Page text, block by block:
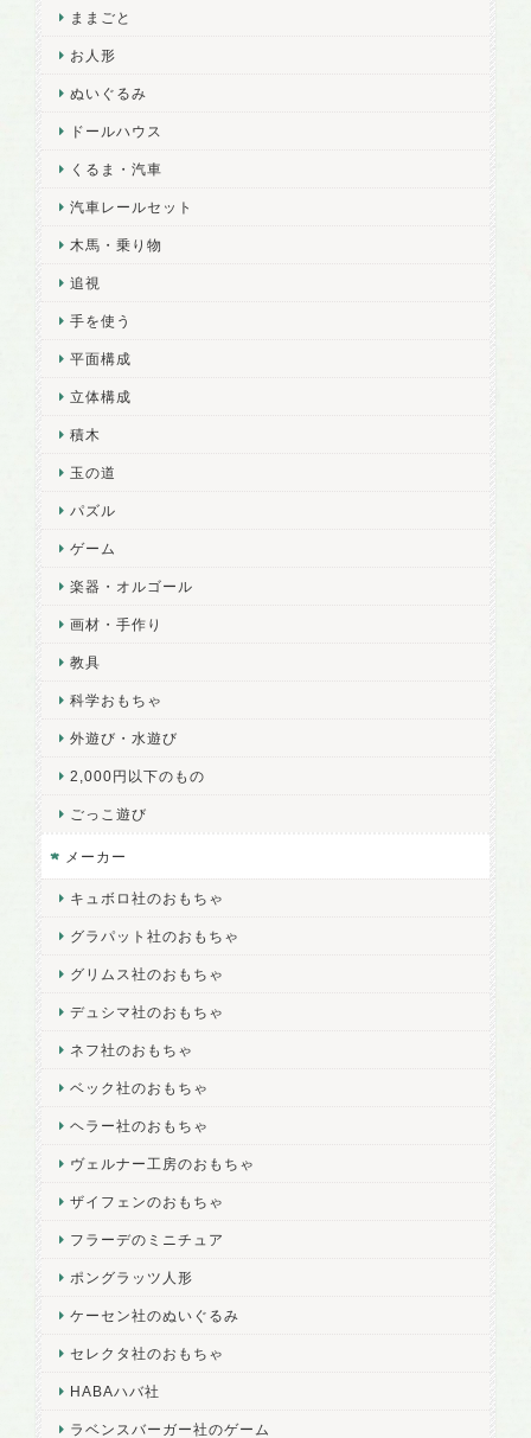
ままごと
お人形
ぬいぐるみ
ドールハウス
くるま・汽車
汽車レールセット
木馬・乗り物
追視
手を使う
平面構成
立体構成
積木
玉の道
パズル
ゲーム
楽器・オルゴール
画材・手作り
教具
科学おもちゃ
外遊び・水遊び
2,000円以下のもの
ごっこ遊び
メーカー
キュボロ社のおもちゃ
グラパット社のおもちゃ
グリムス社のおもちゃ
デュシマ社のおもちゃ
ネフ社のおもちゃ
ベック社のおもちゃ
ヘラー社のおもちゃ
ヴェルナー工房のおもちゃ
ザイフェンのおもちゃ
フラーデのミニチュア
ポングラッツ人形
ケーセン社のぬいぐるみ
セレクタ社のおもちゃ
HABAハバ社
ラベンスバーガー社のゲーム